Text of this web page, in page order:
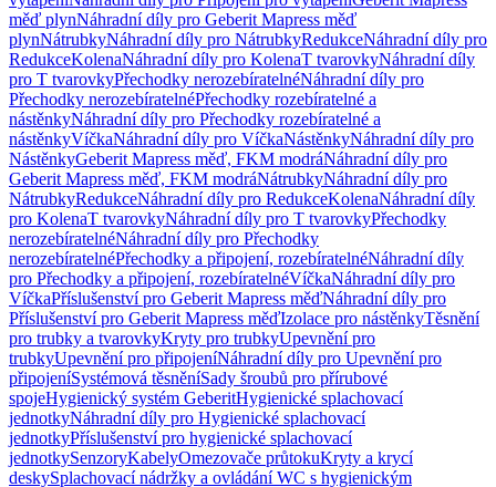
měď plynNáhradní díly pro Geberit Mapress měď
plynNátrubkyNáhradní díly pro NátrubkyRedukceNáhradní díly pro
RedukceKolenaNáhradní díly pro KolenaT tvarovkyNáhradní díly
pro T tvarovkyPřechodky nerozebíratelnéNáhradní díly pro
Přechodky nerozebíratelnéPřechodky rozebíratelné a
nástěnkyNáhradní díly pro Přechodky rozebíratelné a
nástěnkyVíčkaNáhradní díly pro VíčkaNástěnkyNáhradní díly pro
NástěnkyGeberit Mapress měď, FKM modráNáhradní díly pro
Geberit Mapress měď, FKM modráNátrubkyNáhradní díly pro
NátrubkyRedukceNáhradní díly pro RedukceKolenaNáhradní díly
pro KolenaT tvarovkyNáhradní díly pro T tvarovkyPřechodky
nerozebíratelnéNáhradní díly pro Přechodky
nerozebíratelnéPřechodky a připojení, rozebíratelnéNáhradní díly
pro Přechodky a připojení, rozebíratelnéVíčkaNáhradní díly pro
VíčkaPříslušenství pro Geberit Mapress měďNáhradní díly pro
Příslušenství pro Geberit Mapress měďIzolace pro nástěnkyTěsnění
pro trubky a tvarovkyKryty pro trubkyUpevnění pro
trubkyUpevnění pro připojeníNáhradní díly pro Upevnění pro
připojeníSystémová těsněníSady šroubů pro přírubové
spojeHygienický systém GeberitHygienické splachovací
jednotkyNáhradní díly pro Hygienické splachovací
jednotkyPříslušenství pro hygienické splachovací
jednotkySenzoryKabelyOmezovače průtokuKryty a krycí
deskySplachovací nádržky a ovládání WC s hygienickým